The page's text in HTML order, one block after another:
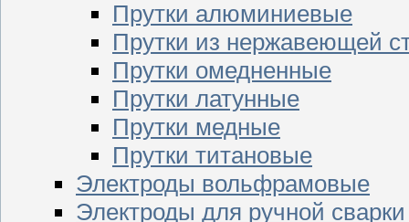
Прутки алюминиевые
Прутки из нержавеющей
Прутки омедненные
Прутки латунные
Прутки медные
Прутки титановые
Электроды вольфрамовые
Электроды для ручной сварки